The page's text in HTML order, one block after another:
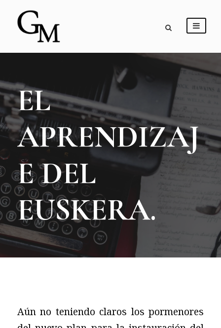
EL
APRENDIZAJ
E DEL
EUSKERA.
Aún no teniendo claros los pormenores